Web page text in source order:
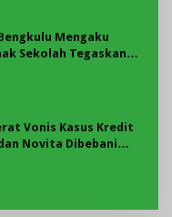
Mengaku
Sekolah Tegaskan
Vonis Kasus Kredit
Novita Dibebani